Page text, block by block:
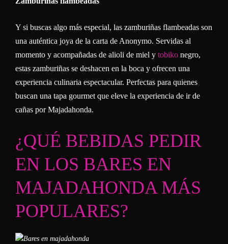
Y si buscas algo más especial, las zamburiñas flambeadas son
una auténtica joya de la carta de Anonymo. Servidas al
momento y acompañadas de alioli de miel y tobiko negro,
estas zamburiñas se deshacen en la boca y ofrecen una
experiencia culinaria espectacular. Perfectas para quienes
buscan una tapa gourmet que eleve la experiencia de ir de
cañas por Majadahonda.
¿QUÉ BEBIDAS PEDIR
EN LOS BARES EN
MAJADAHONDA MÁS
POPULARES?